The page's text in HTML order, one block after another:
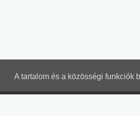
A tartalom és a közösségi funkciók